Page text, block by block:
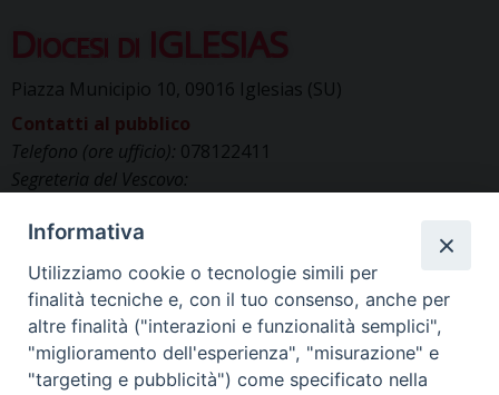
Diocesi di IGLESIAS
Piazza Municipio 10, 09016 Iglesias (SU)
Contatti al pubblico
Telefono (ore ufficio): 078122411
Segreteria del Vescovo:
Uffici di Curia:curia_iglesias@libero.it
Cancelleria (richiesta documenti):
canc.curia.iglesias@tiscali.it
Comunicazione & media (ufficio stampa):
ucs.iglesias@gmail.com
Informativa
Utilizziamo cookie o tecnologie simili per
finalità tecniche e, con il tuo consenso, anche per
altre finalità ("interazioni e funzionalità semplici",
"miglioramento dell'esperienza", "misurazione" e
"targeting e pubblicità") come specificato nella